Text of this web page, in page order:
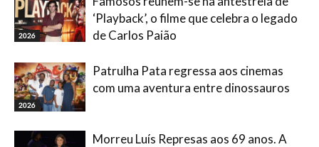
2026
‘Playback’, o filme que celebra o legado
de Carlos Paião
2026
Patrulha Pata regressa aos cinemas
com uma aventura entre dinossauros
Morreu Luís Represas aos 69 anos. A